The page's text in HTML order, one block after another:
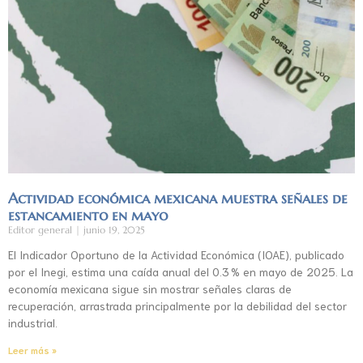
Actividad económica mexicana muestra señales de
estancamiento en mayo
Editor general junio 19, 2025
El Indicador Oportuno de la Actividad Económica (IOAE), publicado
por el Inegi, estima una caída anual del 0.3 % en mayo de 2025. La
economía mexicana sigue sin mostrar señales claras de
recuperación, arrastrada principalmente por la debilidad del sector
industrial.
Leer más »